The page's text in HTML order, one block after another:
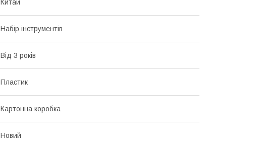
Китай
Набір інструментів
Від 3 років
Пластик
Картонна коробка
Новий